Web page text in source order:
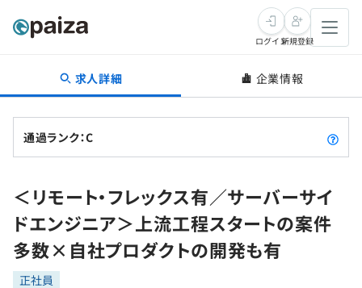
転職・キャリア
転職成功ガイド
転職エージェント
インタビュー
転職成功ガイド
新卒就活
求人検索
本選考
インターン
学習
問題集
プログラミング言語
ゲーム・マンガ
ログイン新規登録
求人詳細 企業情報
通過ランク：C
＜リモート・フレックス有／サーバーサイ
ドエンジニア＞上流工程スタートの案件
多数×自社プロダクトの開発も有
正社員